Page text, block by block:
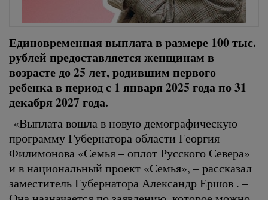
Единовременная выплата в размере 100 тыс.
рублей предоставляется женщинам в
возрасте до 25 лет, родившим первого
ребенка в период с 1 января 2025 года по 31
декабря 2027 года.
«Выплата вошла в новую демографическую
программу Губернатора области Георгия
Филимонова «Семья – оплот Русского Севера»
и в национальный проект «Семья», – рассказал
заместитель Губернатора Александр Ершов . –